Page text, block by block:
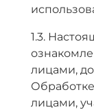
1.3.
лицами,
лицами,